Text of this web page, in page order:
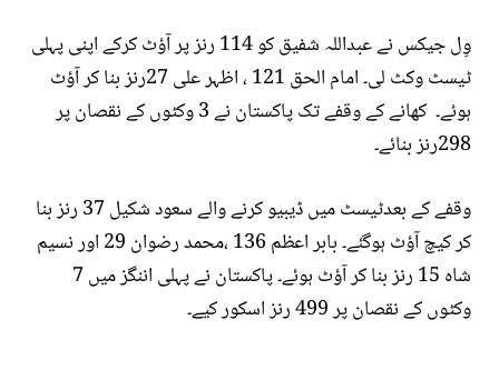
وِل جیکس نے عبداللہ شفیق کو 114 رنز پر آؤٹ کرکے اپنی پہلی
ٹیسٹ وکٹ لی۔ امام الحق 121 ، اظہر علی 27رنز بنا کر آؤٹ
ہوئے۔ کھانے کے وقفے تک پاکستان نے 3 وکٹوں کے نقصان پر
298رنز بنائے۔
وقفے کے بعدٹیسٹ میں ڈیبیو کرنے والے سعود شکیل 37 رنز بنا
کر کیچ آؤٹ ہوگئے۔ بابر اعظم 136 ،محمد رضوان 29 اور نسیم
شاہ 15 رنز بنا کر آؤٹ ہوئے۔ پاکستان نے پہلی اننگز میں 7
وکٹوں کے نقصان پر 499 رنز اسکور کیے۔